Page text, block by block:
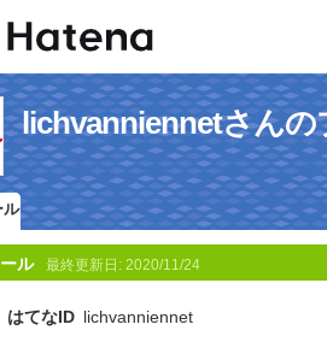
lichvanniennetさんの
ル
ル 最終更新日: 2020/11/24
はてなID lichvanniennet